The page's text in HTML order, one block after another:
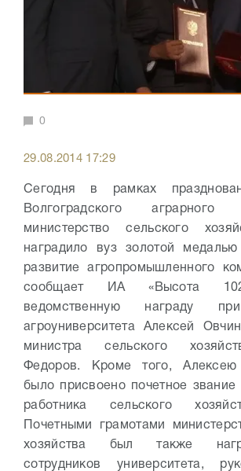
0
29.08.2014 17:29
Сегодня в рамках
Волгоградского аграрного
министерство сельского
наградило вуз золотой
развитие агропромышленного
сообщает ИА «Высота
ведомственную награду
агроуниверситета Алексей
министра сельского
Федоров.
Кроме того, Алексею
было присвоено почетное звание
работника сельского
Почетными грамотами
хозяйства был также
сотрудников университета,